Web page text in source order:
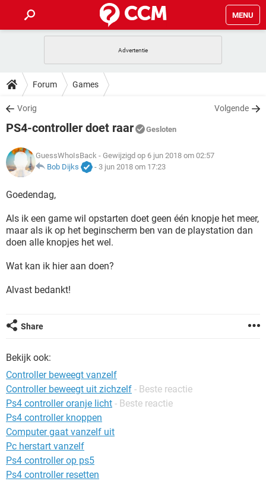
MENU
INSTAGRAM
NETFLIX
GRATIS SNAPCHAT
TIKTOK
HOW-TO
VIDEOBELLEN
GRATIS SNAPCHAT
TIKTOK
DOWNLOADS
VIDEOBELLEN GAMES
INSTAGRAM
NETFLIX CORONAVIRUS
GRATIS
VIDEOBELLEN GAMES
INSTAGRAM
NETFLIX
GRATIS SNAPCHAT
TIKTOK
ARTIKELEN
VIDEOBELLEN
NETFLIX CORONAVIRUS
TIKTOK
Forum Games
Vorig Volgende
PS4-controller doet raar Gesloten
GuessWhoIsBack - Gewijzigd op 6 jun 2018 om 02:57
Bob Dijks
- 3 jun 2018 om 17:23
Goedendag,
Als ik een game wil opstarten doet geen één knopje het meer,
maar als ik op het beginscherm ben van de playstation dan
doen alle knopjes het wel.
Wat kan ik hier aan doen?
Alvast bedankt!
Share
Bekijk ook:
Controller beweegt vanzelf
Controller beweegt uit zichzelf - Beste reactie
Ps4 controller oranje licht - Beste reactie
Ps4 controller knoppen
Computer gaat vanzelf uit
Pc herstart vanzelf
Ps4 controller op ps5
Ps4 controller resetten